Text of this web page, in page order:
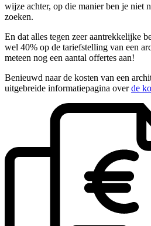
wijze achter, op die manier ben je niet
zoeken.
En dat alles tegen zeer aantrekkelijke
wel 40% op de tariefstelling van een
meteen nog een aantal offertes aan!
Benieuwd naar de kosten van een
uitgebreide informatiepagina overde